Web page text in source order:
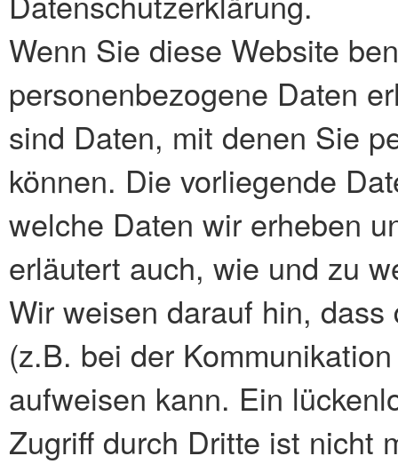
Wenn Sie diese Website
personenbezogene Daten
sind Daten, mit denen Sie
können. Die vorliegende
welche Daten wir erheben
erläutert auch, wie und zu
Wir weisen darauf hin,
(z.B. bei der
aufweisen kann. Ein
Zugriff durch Dritte ist nicht